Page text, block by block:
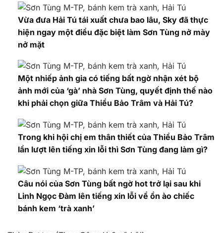
Vừa đưa Hải Tú tái xuất chưa bao lâu, Sky đã thực
hiện ngay một điều đặc biệt làm Sơn Tùng nở mày
nở mặt
Một nhiếp ảnh gia có tiếng bất ngờ nhận xét bộ
ảnh mới của ‘gà’ nhà Sơn Tùng, quyết định thế nào
khi phải chọn giữa Thiều Bảo Trâm và Hải Tú?
Trong khi hội chị em thân thiết của Thiều Bảo Trâm
lần lượt lên tiếng xin lỗi thì Sơn Tùng đang làm gì?
Câu nói của Sơn Tùng bất ngờ hot trở lại sau khi
Linh Ngọc Đàm lên tiếng xin lỗi về ồn ào chiếc
bánh kem ‘trà xanh’